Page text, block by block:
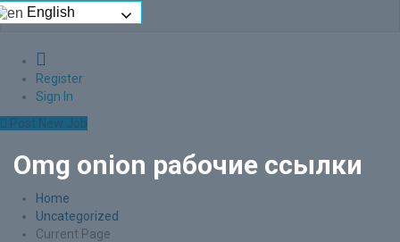
English
Register
Sign In
Omg onion рабочие ссылки
Home
Uncategorized
Current Page